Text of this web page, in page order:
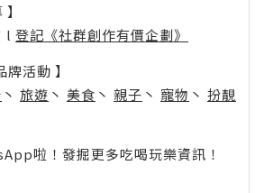
l 登記《社群創作有價企劃》
活動 】
丶 旅遊 丶 美食 丶 親子 丶 寵物 丶 扮靚
啦！發掘更多吃喝玩樂資訊！